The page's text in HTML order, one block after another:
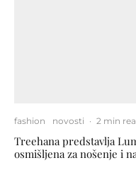
fashion novosti · 2 min
Treehana predstavlja
osmišljena za nošenje i